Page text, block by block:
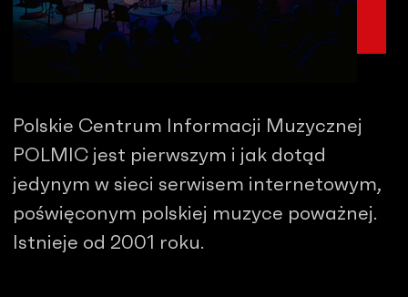
Polskie Centrum Informacji Muzycznej
POLMIC jest pierwszym i jak dotąd
jedynym w sieci serwisem internetowym,
poświęconym polskiej muzyce poważnej.
Istnieje od 2001 roku.